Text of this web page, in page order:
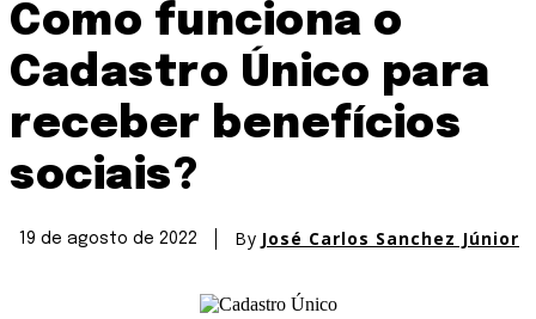
Como funciona o
Cadastro Único para
receber benefícios
sociais?
19 de agosto de 2022 By José Carlos Sanchez Júnior